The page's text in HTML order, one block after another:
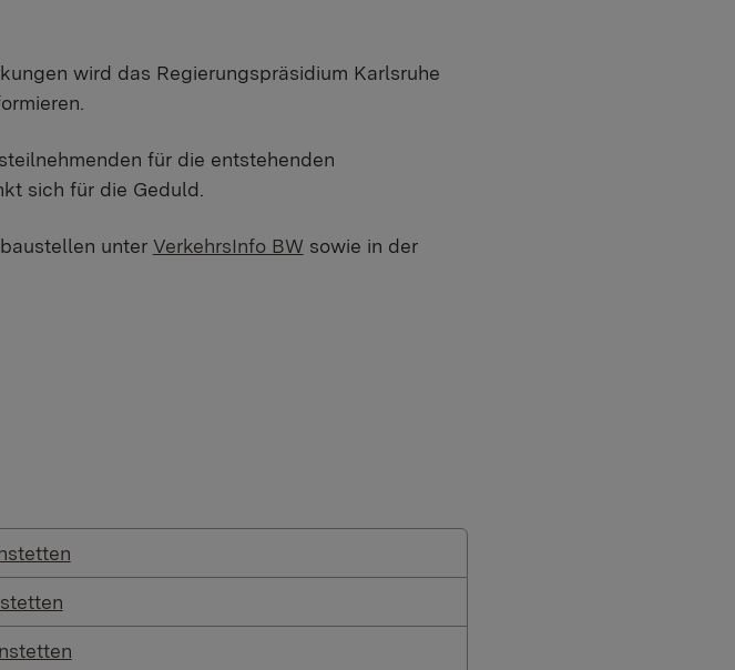
wird das Regierungspräsidium Karlsruhe
für die entstehenden
sich für die Geduld.
unter VerkehrsInfo BW sowie in der